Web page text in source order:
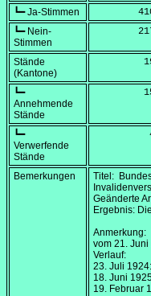
┗━ Ja-Stimmen
┗━ Nein-
Stimmen
Stände
(Kantone)
┗━
Annehmende
Stände
┗━
Verwerfende
Stände
Bemerkungen
Titel:
Geänderte
Ergebnis:
vom 21. Juni
Verlauf:
23. Juli 1924
18. Juni
19. Februar